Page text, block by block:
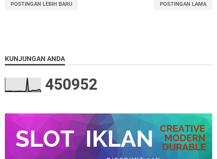
POSTINGAN LEBIH BARU POSTINGAN LAMA
KUNJUNGAN ANDA
450952